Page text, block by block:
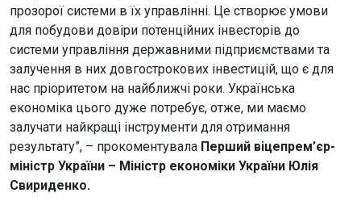
прозорої системи в їх управлінні. Це створює умови
для побудови довіри потенційних інвесторів до
системи управління державними підприємствами та
залучення в них довгострокових інвестицій, що є для
нас пріоритетом на найближчі роки. Українська
економіка цього дуже потребує, отже, ми маємо
залучати найкращі інструменти для отримання
результату”, – прокоментувала Перший віцепрем’єр-
міністр України – Міністр економіки України Юлія
Свириденко.